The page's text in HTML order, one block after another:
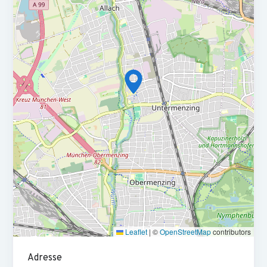
Permanent, Full-time
Flexibilität:Hybrid, Onsite
Treasury sitzt im Zentrum dessen, wie BESTSECRET
Liquidität, Finanzierung und Finanzmarktrisiken steuert – nah
am CFO, nah am Business, sichtbar in der gesamten
Organisation. Wir arbeiten in einem Private-Equity-geführten
Umfeld: dynamisch, ambitioniert, mit dem Anspruch
institutioneller Eigentümerschaft und einem klaren Weg nach
vorne.
Die Funktion ist aufgebaut und läuft. Wir ergänzen das Team
jetzt mit Senior-Tiefe, um es für den nächsten Schritt zu
skalieren – keine Brände löschen, sondern gestalten. Du
berichtest direkt an den Director Treasury, arbeitest eng mit
einem eingespielten Team zusammen und hast keine direkte
Führungsverantwortung.
Fremdwährungs-, Zins- und Kontrahentenrisiken - von
Leaflet | ©OpenStreetMapcontributors
Adresse